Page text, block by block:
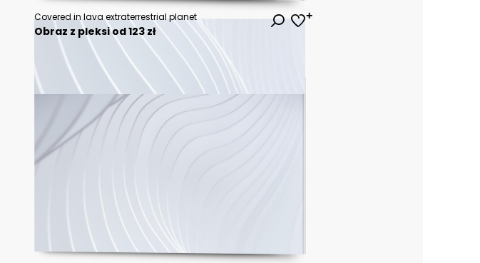
Covered in lava extraterrestrial planet
Obraz z pleksi od 123 zł